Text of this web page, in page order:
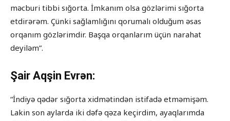
məcburi tibbi sığorta. İmkanım olsa gözlərimi sığorta
etdirərəm. Çünki sağlamlığını qorumalı olduğum əsas
orqanım gözlərimdir. Başqa orqanlarım üçün narahat
deyiləm”.
Şair Aqşin Evrən:
“İndiyə qədər sığorta xidmətindən istifadə etməmişəm.
Lakin son aylarda iki dəfə qəza keçirdim, ayaqlarımda